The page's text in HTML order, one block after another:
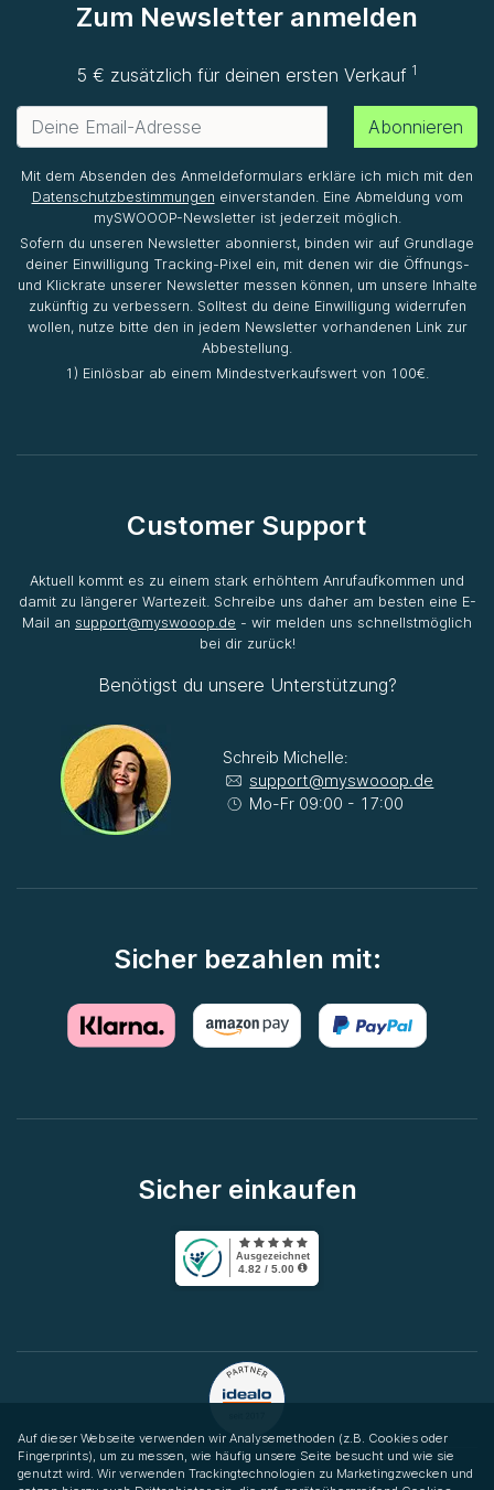
Zum Newsletter anmelden
5 € zusätzlich für deinen ersten Verkauf1
Abonnieren
Mit dem Absenden des Anmeldeformulars erkläre ich mich mit den
Datenschutzbestimmungen einverstanden. Eine Abmeldung vom
mySWOOOP-Newsletter ist jederzeit möglich.
Sofern du unseren Newsletter abonnierst, binden wir auf Grundlage
deiner Einwilligung Tracking-Pixel ein, mit denen wir die Öffnungs-
und Klickrate unserer Newsletter messen können, um unsere Inhalte
zukünftig zu verbessern. Solltest du deine Einwilligung widerrufen
wollen, nutze bitte den in jedem Newsletter vorhandenen Link zur
Abbestellung.
1) Einlösbar ab einem Mindestverkaufswert von 100€.
Customer Support
Aktuell kommt es zu einem stark erhöhtem Anrufaufkommen und
damit zu längerer Wartezeit. Schreibe uns daher am besten eine E-
Mail an support@myswooop.de - wir melden uns schnellstmöglich
bei dir zurück!
Benötigst du unsere Unterstützung?
Schreib Michelle:
support@myswooop.de
Mo-Fr 09:00 - 17:00
Sicher bezahlen mit:
Sicher einkaufen
Auf dieser Webseite verwenden wir Analysemethoden (z.B. Cookies oder
Fingerprints), um zu messen, wie häufig unsere Seite besucht und wie sie
genutzt wird. Wir verwenden Trackingtechnologien zu Marketingzwecken und